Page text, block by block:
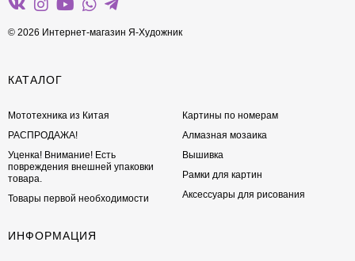
© 2026 Интернет-магазин Я-Художник
КАТАЛОГ
Мототехника из Китая
РАСПРОДАЖА!
Уценка! Внимание! Есть
повреждения внешней упаковки
товара.
Товары первой необходимости
Картины по номерам
Алмазная мозаика
Вышивка
Рамки для картин
Аксессуары для рисования
ИНФОРМАЦИЯ